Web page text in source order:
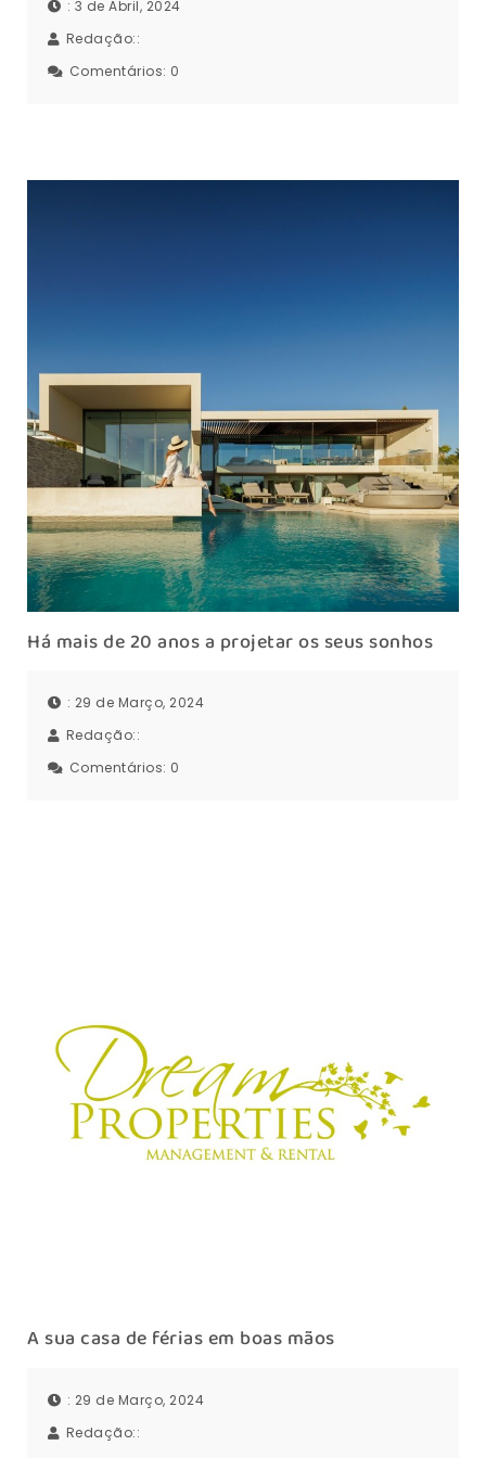
: 3 de Abril, 2024
Redação::
Comentários: 0
Há mais de 20 anos a projetar os seus sonhos
: 29 de Março, 2024
Redação::
Comentários: 0
A sua casa de férias em boas mãos
: 29 de Março, 2024
Redação::